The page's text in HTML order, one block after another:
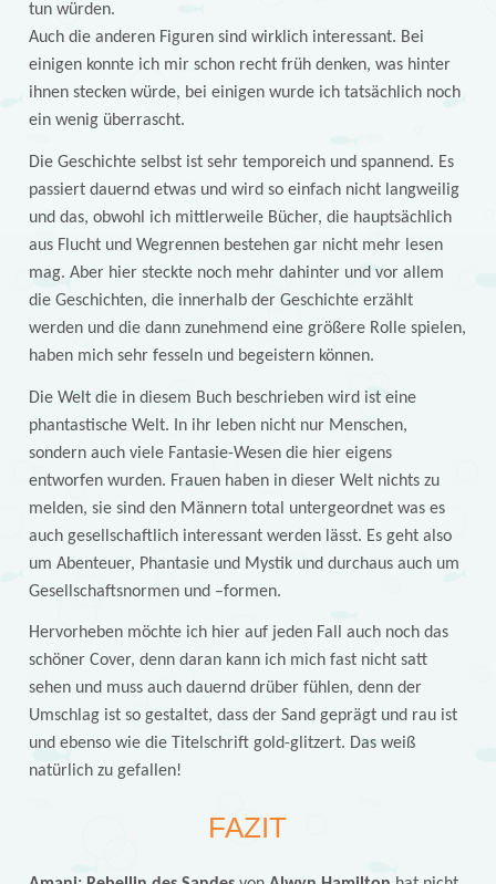
tun würden.
Auch die anderen Figuren sind wirklich interessant. Bei
einigen konnte ich mir schon recht früh denken, was hinter
ihnen stecken würde, bei einigen wurde ich tatsächlich noch
ein wenig überrascht.
Die Geschichte selbst ist sehr temporeich und spannend. Es
passiert dauernd etwas und wird so einfach nicht langweilig
und das, obwohl ich mittlerweile Bücher, die hauptsächlich
aus Flucht und Wegrennen bestehen gar nicht mehr lesen
mag. Aber hier steckte noch mehr dahinter und vor allem
die Geschichten, die innerhalb der Geschichte erzählt
werden und die dann zunehmend eine größere Rolle spielen,
haben mich sehr fesseln und begeistern können.
Die Welt die in diesem Buch beschrieben wird ist eine
phantastische Welt. In ihr leben nicht nur Menschen,
sondern auch viele Fantasie-Wesen die hier eigens
entworfen wurden. Frauen haben in dieser Welt nichts zu
melden, sie sind den Männern total untergeordnet was es
auch gesellschaftlich interessant werden lässt. Es geht also
um Abenteuer, Phantasie und Mystik und durchaus auch um
Gesellschaftsnormen und –formen.
Hervorheben möchte ich hier auf jeden Fall auch noch das
schöner Cover, denn daran kann ich mich fast nicht satt
sehen und muss auch dauernd drüber fühlen, denn der
Umschlag ist so gestaltet, dass der Sand geprägt und rau ist
und ebenso wie die Titelschrift gold-glitzert. Das weiß
natürlich zu gefallen!
FAZIT